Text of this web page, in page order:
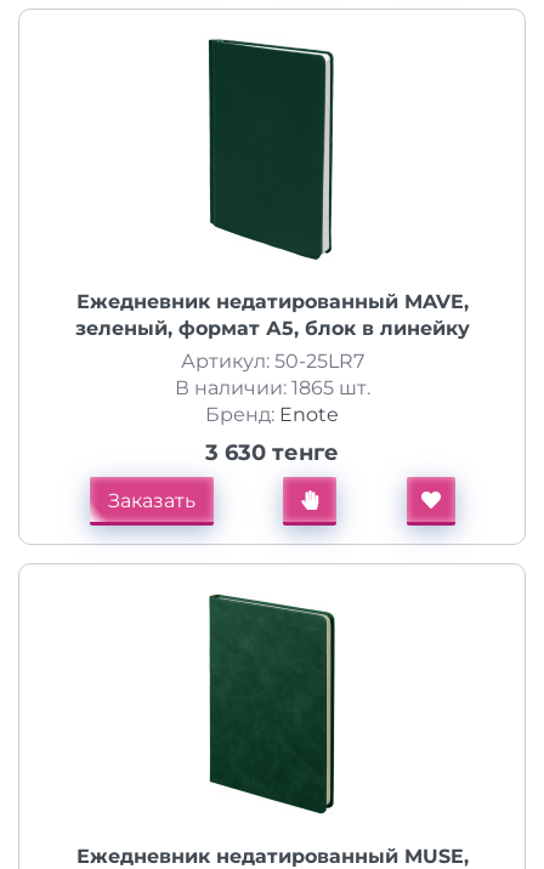
Ежедневник недатированный MAVE,
зеленый, формат А5, блок в линейку
Артикул: 50-25LR7
В наличии: 1865 шт.
Бренд: Enote
3 630 тенге
Заказать
Ежедневник недатированный MUSE,